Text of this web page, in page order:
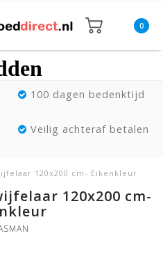
0
100 dagen bedenktijd
Veilig achteraf betalen
120x200 cm- Eikenkleur
120x200 cm-